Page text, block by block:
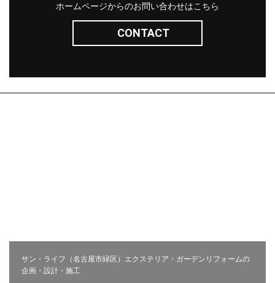
ホームページからのお問い合わせはこちら
CONTACT
サン・ライフ（名古屋市緑区）エクステリア・ガーデンリフォームの
企画・設計・施工